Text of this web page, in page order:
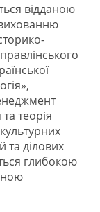
відданою
та теорія
та ділових
глибокою